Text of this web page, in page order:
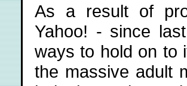
As a result of
Yahoo! - since
ways to hold on to
the massive adult